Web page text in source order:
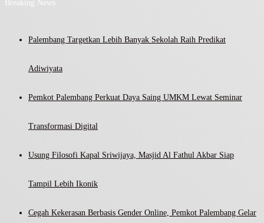
Breaking News
Palembang Targetkan Lebih Banyak Sekolah Raih Predikat
Adiwiyata
Pemkot Palembang Perkuat Daya Saing UMKM Lewat Seminar
Transformasi Digital
Usung Filosofi Kapal Sriwijaya, Masjid Al Fathul Akbar Siap
Tampil Lebih Ikonik
Cegah Kekerasan Berbasis Gender Online, Pemkot Palembang Gelar